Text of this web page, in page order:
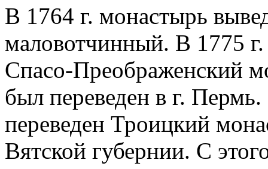
В 1764 г. монастырь
маловотчинный. В 1775
Спасо-Преображенский
был переведен в г.
переведен Троицкий
Вятской губернии. С